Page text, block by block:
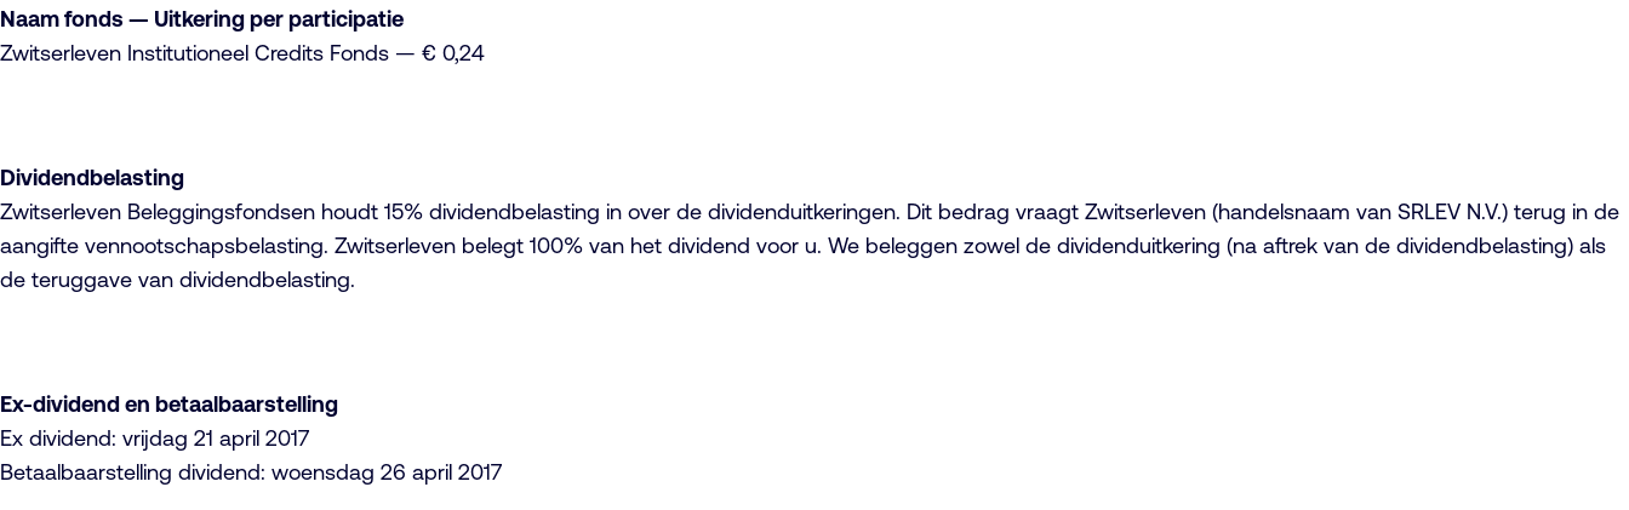
Naam fonds — Uitkering per participatie
Zwitserleven Institutioneel Credits Fonds — € 0,24
Dividendbelasting
Zwitserleven Beleggingsfondsen houdt 15% dividendbelasting in over de dividenduitkeringen. Dit bedrag vraagt Zwitserleven (handelsnaam van SRLEV N.V.) terug in de
aangifte vennootschapsbelasting. Zwitserleven belegt 100% van het dividend voor u. We beleggen zowel de dividenduitkering (na aftrek van de dividendbelasting) als
de teruggave van dividendbelasting.
Ex-dividend en betaalbaarstelling
Ex dividend: vrijdag 21 april 2017
Betaalbaarstelling dividend: woensdag 26 april 2017